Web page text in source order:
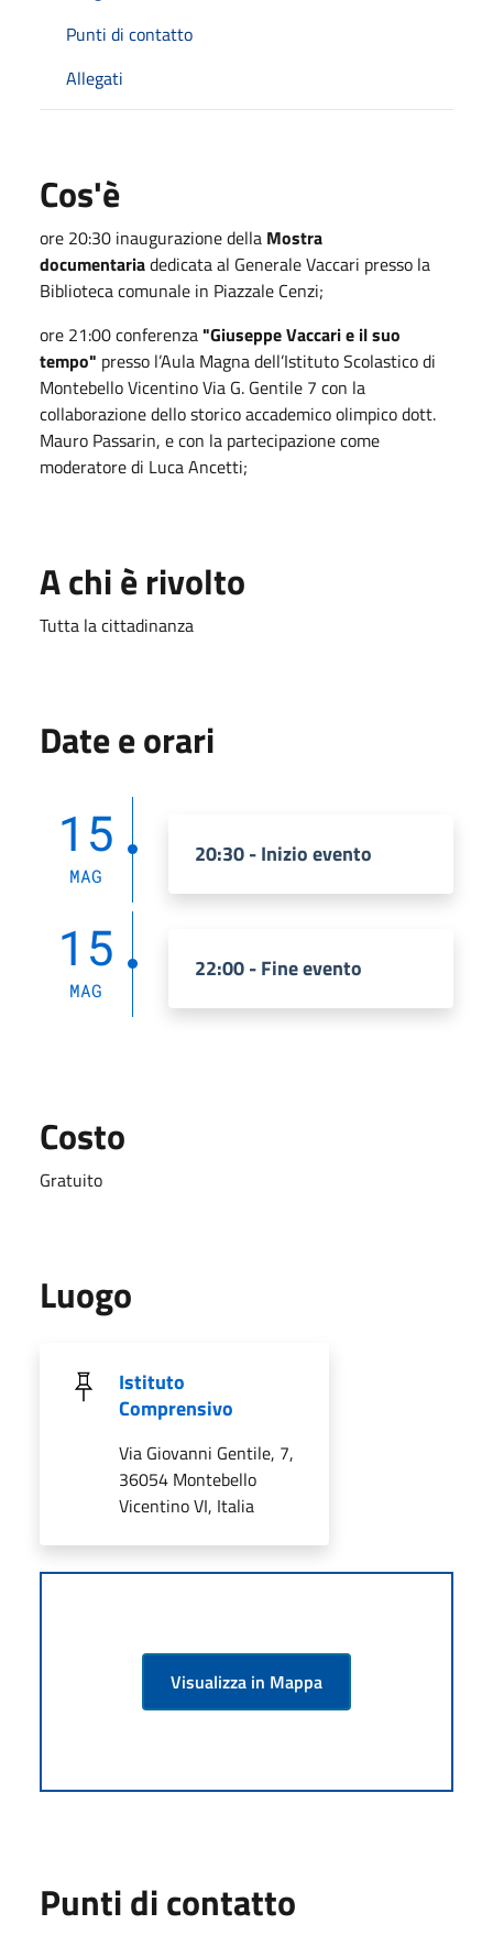
Punti di contatto
Allegati
Cos'è
ore 20:30 inaugurazione della Mostra
documentariadedicata al Generale Vaccari presso la
Biblioteca comunale in Piazzale Cenzi;
ore 21:00 conferenza"Giuseppe Vaccari e il suo
tempo" presso l’Aula Magna dell’Istituto Scolastico di
Montebello Vicentino Via G. Gentile 7 con la
collaborazione dello storico accademico olimpico dott.
Mauro Passarin, e con la partecipazione come
moderatore di Luca Ancetti;
A chi è rivolto
Tutta la cittadinanza
Date e orari
15
MAG
20:30 - Inizio evento
15
MAG
22:00 - Fine evento
Costo
Gratuito
Luogo
Istituto
Comprensivo
Via Giovanni Gentile, 7,
36054 Montebello
Vicentino VI, Italia
Visualizza in Mappa
Punti di contatto